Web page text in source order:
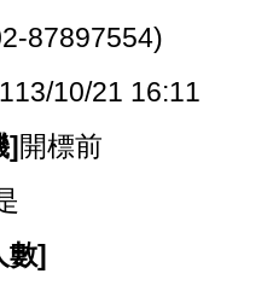
87897554)
113/10/21 16:11
]開標前
數]